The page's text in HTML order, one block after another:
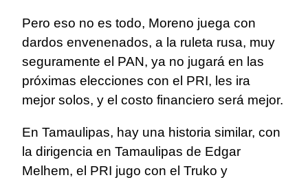
Pero eso no es todo, Moreno juega con
dardos envenenados, a la ruleta rusa, muy
seguramente el PAN, ya no jugará en las
próximas elecciones con el PRI, les ira
mejor solos, y el costo financiero será mejor.
En Tamaulipas, hay una historia similar, con
la dirigencia en Tamaulipas de Edgar
Melhem, el PRI jugo con el Truko y